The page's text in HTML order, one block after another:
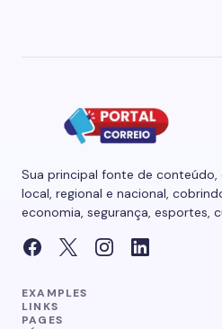
Sua principal fonte de
local, regional e nacional,
economia, segurança, esportes,
EXAMPLES
LINKS
PAGES